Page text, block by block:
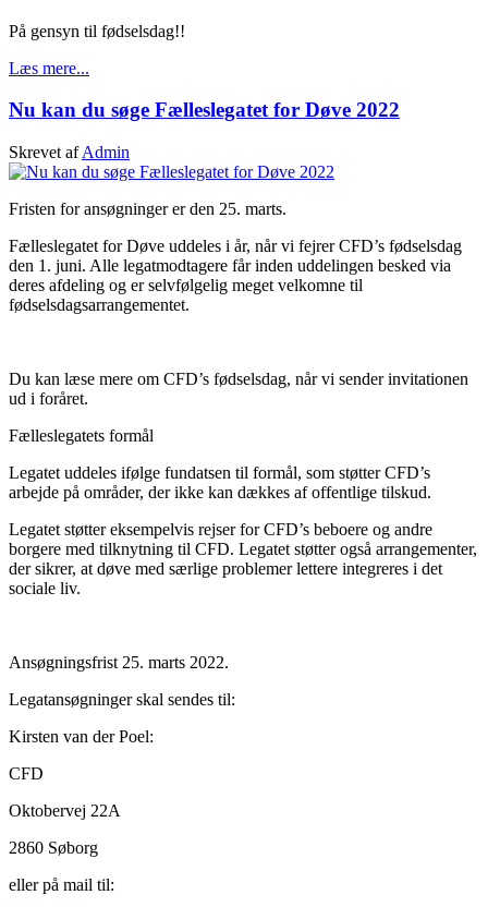
På gensyn til fødselsdag!!
Læs mere...
Nu kan du søge Fælleslegatet for Døve 2022
Skrevet afAdmin
Fristen for ansøgninger er den 25. marts.
Fælleslegatet for Døve uddeles i år, når vi fejrer CFD’s fødselsdag
den 1. juni. Alle legatmodtagere får inden uddelingen besked via
deres afdeling og er selvfølgelig meget velkomne til
fødselsdagsarrangementet.
Du kan læse mere om CFD’s fødselsdag, når vi sender invitationen
ud i foråret.
Fælleslegatets formål
Legatet uddeles ifølge fundatsen til formål, som støtter CFD’s
arbejde på områder, der ikke kan dækkes af offentlige tilskud.
Legatet støtter eksempelvis rejser for CFD’s beboere og andre
borgere med tilknytning til CFD. Legatet støtter også arrangementer,
der sikrer, at døve med særlige problemer lettere integreres i det
sociale liv.
Ansøgningsfrist 25. marts 2022.
Legatansøgninger skal sendes til:
Kirsten van der Poel:
CFD
Oktobervej 22A
2860 Søborg
eller på mail til: